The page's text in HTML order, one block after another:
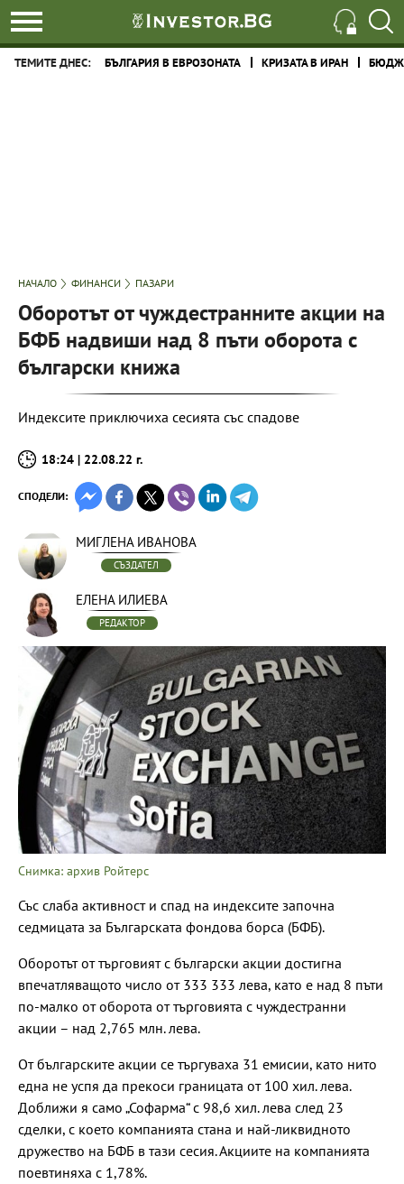
ТЕМИТЕ ДНЕС: БЪЛГАРИЯ В ЕВРОЗОНАТА КРИЗАТА В ИРАН
НАЧАЛО ФИНАНСИ ПАЗАРИ
Оборотът от чуждестранните акции на
БФБ надвиши над 8 пъти оборота с
български книжа
Индексите приключиха сесията със спадове
18:24 | 22.08.22 г.
СПОДЕЛИ:
МИГЛЕНА ИВАНОВА
СЪЗДАТЕЛ
ЕЛЕНА ИЛИЕВА
РЕДАКТОР
Снимка: архив Ройтерс
Със слаба активност и спад на индексите започна
седмицата за Българската фондова борса (БФБ).
Оборотът от търговият с български акции достигна
впечатляващото число от 333 333 лева, като е над 8 пъти
по-малко от оборота от търговията с чуждестранни
акции – над 2,765 млн. лева.
От българските акции се търгуваха 31 емисии, като нито
една не успя да прекоси границата от 100 хил. лева.
Доближи я само „Софарма“ с 98,6 хил. лева след 23
сделки, с което компанията стана и най-ликвидното
дружество на БФБ в тази сесия. Акциите на компанията
поевтиняха с 1,78%.